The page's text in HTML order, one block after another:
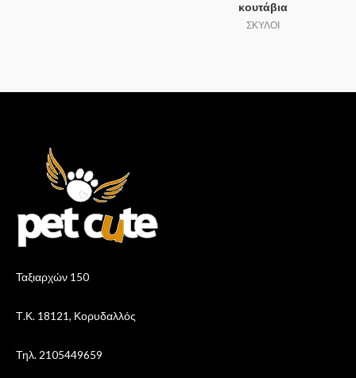
κουτάβια
ΣΚΥΛΟΙ
Ταξιαρχών 150
Τ.Κ. 18121, Κορυδαλλός
Τηλ. 2105449659